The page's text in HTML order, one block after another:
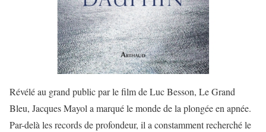
Révélé au grand public par le film de Luc Besson, Le Grand
Bleu, Jacques Mayol a marqué le monde de la plongée en apnée.
Par-delà les records de profondeur, il a constamment recherché le